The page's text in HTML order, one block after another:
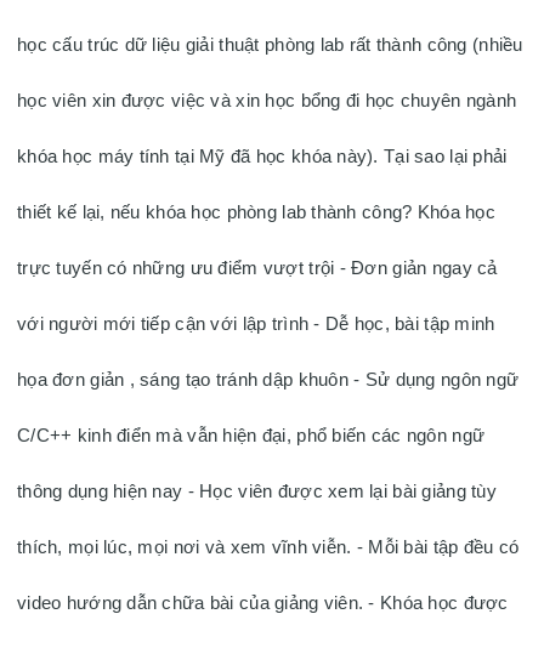
học cấu trúc dữ liệu giải thuật phòng lab rất thành công (nhiều
học viên xin được việc và xin học bổng đi học chuyên ngành
khóa học máy tính tại Mỹ đã học khóa này). Tại sao lại phải
thiết kế lại, nếu khóa học phòng lab thành công? Khóa học
trực tuyến có những ưu điểm vượt trội - Đơn giản ngay cả
với người mới tiếp cận với lập trình - Dễ học, bài tập minh
họa đơn giản , sáng tạo tránh dập khuôn - Sử dụng ngôn ngữ
C/C++ kinh điển mà vẫn hiện đại, phổ biến các ngôn ngữ
thông dụng hiện nay - Học viên được xem lại bài giảng tùy
thích, mọi lúc, mọi nơi và xem vĩnh viễn. - Mỗi bài tập đều có
video hướng dẫn chữa bài của giảng viên. - Khóa học được